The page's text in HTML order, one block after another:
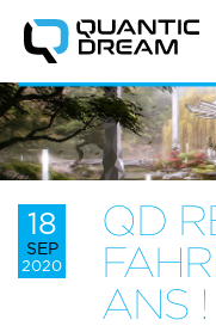
18
SEP
2020
QD
ANS !